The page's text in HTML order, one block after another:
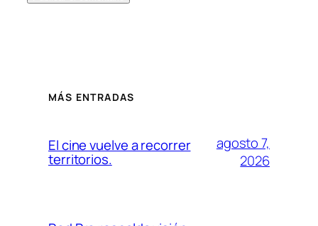
MÁS ENTRADAS
El cine vuelve a recorrer
territorios.
agosto 7,
2026